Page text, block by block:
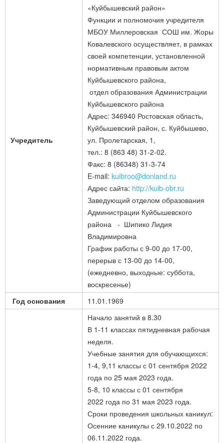
Учредитель
«Куйбышевский район»
Функции и полномочия учредителя
МБОУ Миллеровская СОШ им. Жоры
Ковалевского осуществляет, в рамках
своей компетенции, установленной
нормативным правовым актом
Куйбышевского района,
отдел образования Администрации
Куйбышевского района
Адрес: 346940 Ростовская область,
Куйбышевский район, с. Куйбышево,
ул. Пролетарская, 1,
тел.: 8 (863 48) 31-2-02.
Факс: 8 (86348) 31-3-74
E-mail: kuibroo@donland.ru
Адрес сайта: http://kuib-obr.ru
Заведующий отделом образования
Администрации Куйбышевского
района - Шипико Лидия
Владимировна
График работы с 9-00 до 17-00,
перерыв с 13-00 до 14-00,
(ежедневно, выходные: суббота,
воскресенье)
Год основания
11.01.1969
Начало занятий в 8.30
В 1-11 классах пятидневная рабочая
неделя.
Учебные занятия для обучающихся:
1-4, 9,11 классы с 01 сентября 2022
года по 25 мая 2023 года.
5-8, 10 классы с 01 сентября
2022 года по 31 мая 2023 года.
Сроки проведения школьных каникул:
Осенние каникулы с 29.10.2022 по
06.11.2022 года.